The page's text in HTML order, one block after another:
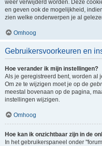
weer verwijderd worden. Deze
en geven ook de mogelijkheid,
zien welke onderwerpen je al
Omhoog
Gebruikersvoorkeuren en
Hoe verander ik mijn instellingen?
Als je geregistreerd bent, worden al
Om ze te wijzigen moet je op de
meestal bovenaan op de pagina,
instellingen wijzigen.
Omhoog
Hoe kan ik onzichtbaar zijn in de
In het gebruikerspaneel onder